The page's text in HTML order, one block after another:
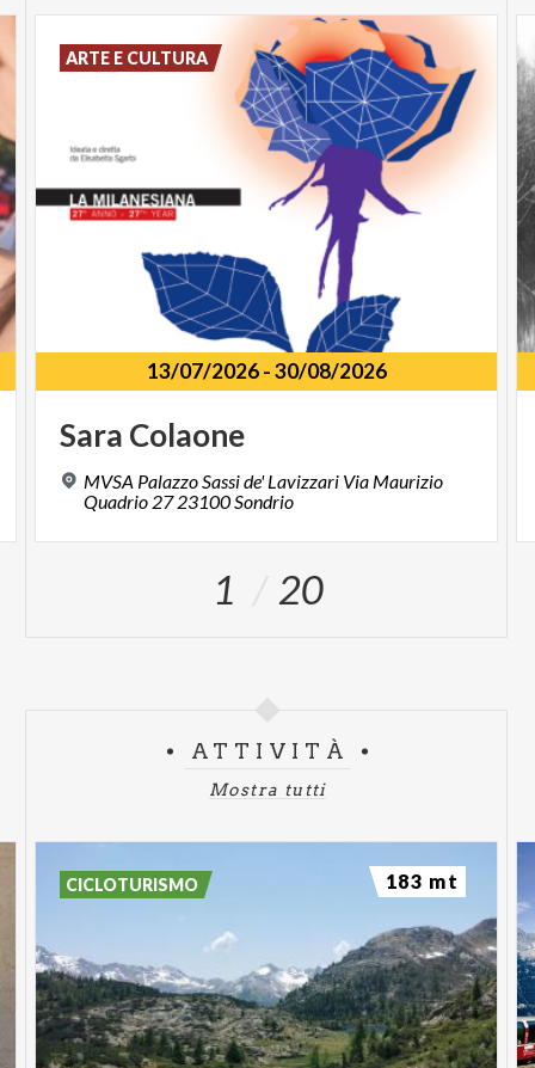
13/07/2026-30/08/2026
Sara Colaone
MVSA Palazzo Sassi de' Lavizzari Via Maurizio
Quadrio 27 23100 Sondrio
ARTE E CULTURA
1 20
ATTIVITÀ
Mostra tutti
CICLOTURISMO 183 mt